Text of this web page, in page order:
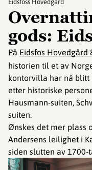
Eidsfoss Hovedgård
gods:
På Eidsfos Hovedgård
historien til et av
kontorvilla har nå blitt
etter historiske
Hausmann-suiten,
suiten.
Ønskes det mer plass
Andersens leilighet i
siden slutten av 1700-